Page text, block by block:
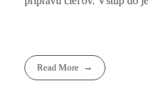
Read More